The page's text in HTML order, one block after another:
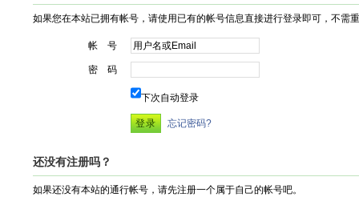
如果您在本站已拥有帐号，请使用已有的帐号信息直接进行登录即可，不需
帐 号
密 码
下次自动登录
忘记密码?
还没有注册吗？
如果还没有本站的通行帐号，请先注册一个属于自己的帐号吧。